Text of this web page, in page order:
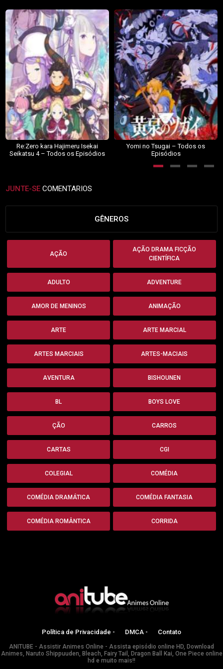
Re:Zero kara Hajimeru Isekai
Seikatsu 4 – Todos os Episódios
Yomi no Tsugai – Todos os
Episódios
JUNTE-SE COMENTARIOS
GÊNEROS
AÇÃO
AÇÃO DRAMA FICÇÃO
CIENTÍFICA
ADULTO ADVENTURE
AMOR DE MENINOS ANIMAÇÃO
ARTE ARTE MARCIAL
ARTES MARCIAIS ARTES-MACIAIS
AVENTURA BISHOUNEN
BL BOYS LOVE
ÇÃO CARROS
CARTAS CGI
COLEGIAL COMÉDIA
COMÉDIA DRAMÁTICA COMÉDIA FANTASIA
COMÉDIA ROMÂNTICA CORRIDA
Política de Privacidade - DMCA - Contato
ANITUBE - Assistir Animes Online - Assista episódio online HD, Download
Animes, Naruto Shippuuden, Bleach, Fairy Tail, Dragon Ball Kai, One Piece online
hd e muito mais!!